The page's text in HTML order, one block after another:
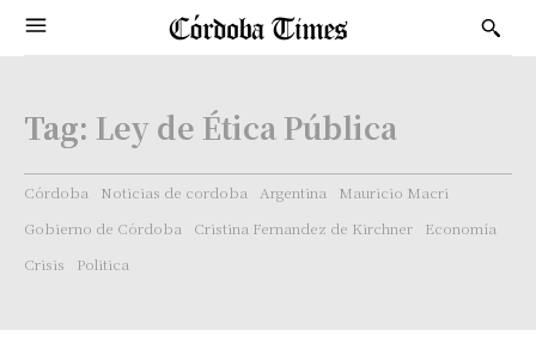
Tag: Ley de Ética Pública
Córdoba Noticias de cordoba Argentina
Mauricio Macri
Gobierno de Córdoba
Cristina Fernandez de Kirchner
Economía
Crisis
Politica